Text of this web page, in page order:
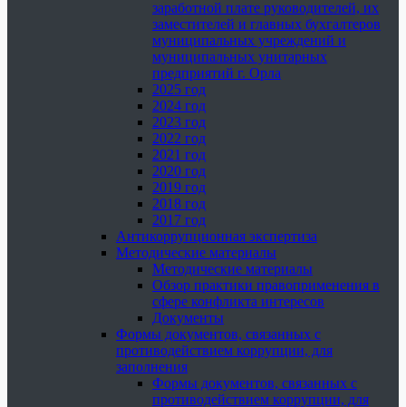
заработной плате руководителей, их
заместителей и главных бухгалтеров
муниципальных учреждений и
муниципальных унитарных
предприятий г. Орла
2025 год
2024 год
2023 год
2022 год
2021 год
2020 год
2019 год
2018 год
2017 год
Антикоррупционная экспертиза
Методические материалы
Методические материалы
Обзор практики правоприменения в
сфере конфликта интересов
Документы
Формы документов, связанных с
противодействием коррупции, для
заполнения
Формы документов, связанных с
противодействием коррупции, для